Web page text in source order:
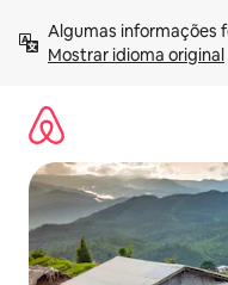
para
Mostrar idioma original